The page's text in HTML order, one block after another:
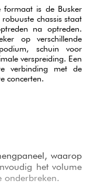
formaat is de Busker
chassis staat
na optreden.
op verschillende
schuin voor
verspreiding. Een
verbinding met de
concerten.
waarop
het volume
onderbreken.